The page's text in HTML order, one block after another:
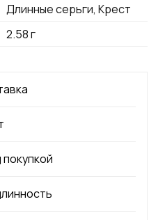
Длинные серьги, Крест
2.58г